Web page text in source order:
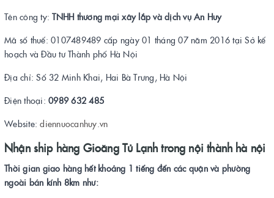
Tên công ty:TNHH thương mại xây lắp và dịch vụ An Huy
Mã số thuế: 0107489489 cấp ngày 01 tháng 07 năm 2016 tại Sở kế
hoạch và Đầu tư Thành phố Hà Nội
Địa chỉ: Số 32 Minh Khai, Hai Bà Trưng, Hà Nội
Điện thoại: 0989 632 485
Website:diennuocanhuy.vn
Nhận ship hàng Gioăng Tủ Lạnh trong nội thành hà nội
Thời gian giao hàng hết khoảng 1 tiếng đến các quận và phường
ngoài bán kính 8km như: